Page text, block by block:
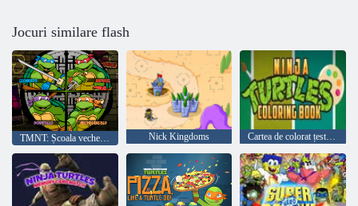
Jocuri similare flash
TMNT: Școala veche a lui Kickin 'It Nick Kingdoms Cartea de colorat țestoase Ninja